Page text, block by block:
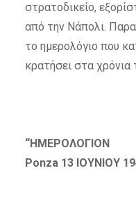
στρατοδικείο,
από την Νάπολι.
το ημερολόγιο που
κρατήσει στα χρόνια
“ΗΜΕΡΟΛΟΓΙΟΝ
Ponza 13 ΙΟΥΝΙΟΥ